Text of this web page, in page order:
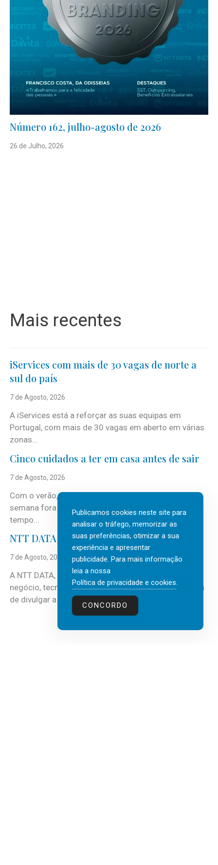
Número 162, julho-agosto de 2026
26 de Julho, 2026
Mais recentes
iServices com mais de 30 vagas de norte a
sul do país
7 de Agosto, 2026
A iServices está a reforçar as suas equipas em
Portugal, com mais de 30 vagas em aberto em várias
zonas...
Cinco cuidados a ter em casa antes de sair
7 de Agosto, 2026
Com o verão, chegam também as férias, os fins-de-
semana fora e os dias em que a casa fica mais
tempo...
NTT DATA Insurtech Global Outlook 2026
7 de Agosto, 2026
A NTT DATA, consultora global em serviços de
negócio, tecnologia e inteligência artificial (IA), acaba
de divulgar a mais recente...
Publicamos cookies neste site para
analisar o tráfego, memorizar as
suas preferências, otimizar a sua
experiência e apresentar
publicidade. Para mais informação
leia a nossa
Política de privacidade e cookies.
CONCORDO